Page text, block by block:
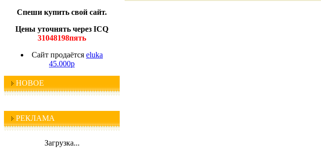
Спеши купить свой сайт.
Цены уточнять через ICQ
31048198пять
Сайт продаётся eluka
45.000р
НОВОЕ
РЕКЛАМА
Загрузка...